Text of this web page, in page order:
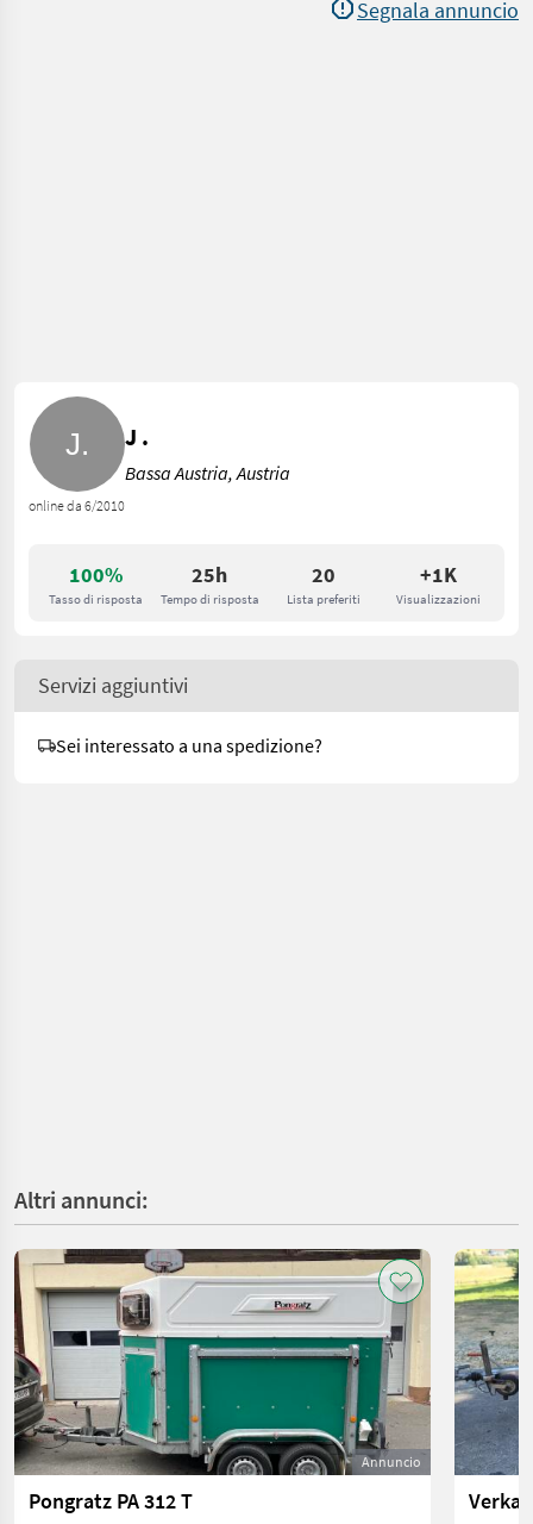
Segnala annuncio
100%
Tasso di risposta
25h
Tempo di risposta
20
Lista preferiti
+1K
Visualizzazioni
online da 6/2010
J .
Bassa Austria, Austria
Servizi aggiuntivi
Sei interessato a una spedizione?
Altri annunci:
Annuncio
Pongratz PA 312 T